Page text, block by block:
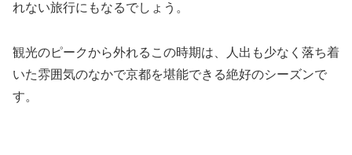
れない旅行にもなるでしょう。
観光のピークから外れるこの時期は、人出も少なく落ち着
いた雰囲気のなかで京都を堪能できる絶好のシーズンで
す。